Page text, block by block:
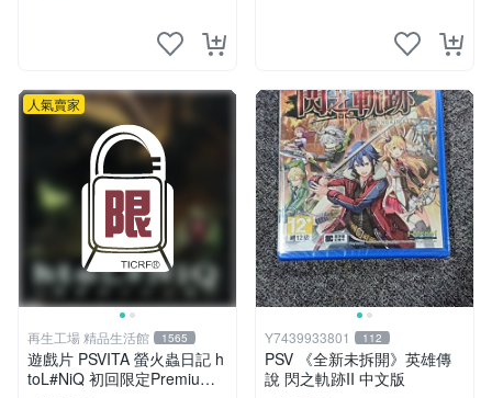
人氣賣家
再生工場 精品生活館 1565
遊戲片 PSVITA 螢火蟲日記 h
toL#NiQ 初回限定Premium
Y7439933801 112
PSV 《全新未拆開》英雄傳
說 閃之軌跡II 中文版